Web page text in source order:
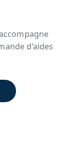
d’aides